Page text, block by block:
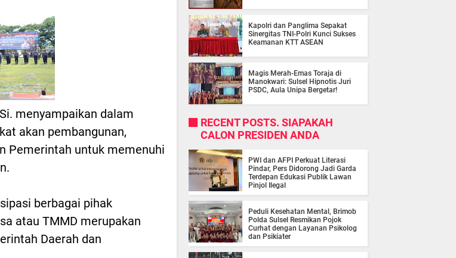
menyampaikan dalam
akan pembangunan,
Pemerintah untuk memenuhi
berbagai pihak
atau TMMD merupakan
Daerah dan
Kapolri dan Panglima Sepakat
Sinergitas TNI-Polri Kunci Sukses
Keamanan KTT ASEAN
Magis Merah-Emas Toraja di
Manokwari: Sulsel Hipnotis Juri
PSDC, Aula Unipa Bergetar!
RECENT POSTS. SIAPAKAH
CALON PRESIDEN ANDA
PWI dan AFPI Perkuat Literasi
Pindar, Pers Didorong Jadi Garda
Terdepan Edukasi Publik Lawan
Pinjol Ilegal
Peduli Kesehatan Mental, Brimob
Polda Sulsel Resmikan Pojok
Curhat dengan Layanan Psikolog
dan Psikiater